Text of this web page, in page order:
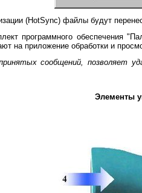
(HotSync) файлы будут
программного обеспечения
на приложение обработки и
сообщений, позволяет
Элементы